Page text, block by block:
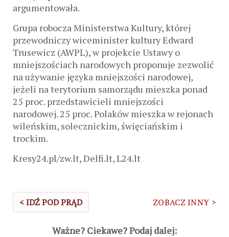
argumentowała.
Grupa robocza Ministerstwa Kultury, której
przewodniczy wiceminister kultury Edward
Trusewicz (AWPL), w projekcie Ustawy o
mniejszościach narodowych proponuje zezwolić
na używanie języka mniejszości narodowej,
jeżeli na terytorium samorządu mieszka ponad
25 proc. przedstawicieli mniejszości
narodowej. 25 proc. Polaków mieszka w rejonach
wileńskim, solecznickim, święciańskim i
trockim.
Kresy24.pl/zw.lt, Delfi.lt, L24.lt
< IDŹ POD PRĄD ZOBACZ INNY >
Ważne? Ciekawe? Podaj dalej: